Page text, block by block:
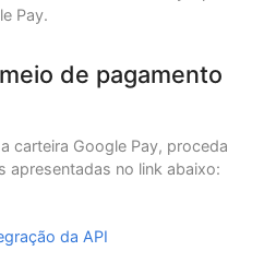
: "MX"
,
Pay.
de pagamento
carteira Google Pay, proceda
apresentadas no link abaixo:
da API